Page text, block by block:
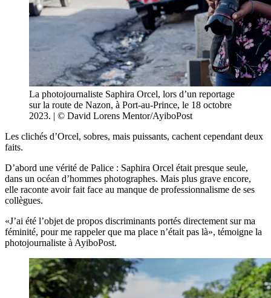
La photojournaliste Saphira Orcel, lors d’un reportage
sur la route de Nazon, à Port-au-Prince, le 18 octobre
2023. | © David Lorens Mentor/AyiboPost
Les clichés d’Orcel, sobres, mais puissants, cachent cependant deux
faits.
D’abord une vérité de Palice : Saphira Orcel était presque seule,
dans un océan d’hommes photographes. Mais plus grave encore,
elle raconte avoir fait face au manque de professionnalisme de ses
collègues.
«J’ai été l’objet de propos discriminants portés directement sur ma
féminité, pour me rappeler que ma place n’était pas là», témoigne la
photojournaliste à AyiboPost.